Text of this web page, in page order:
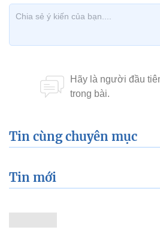
Tin cùng chuyên mục
Tin mới